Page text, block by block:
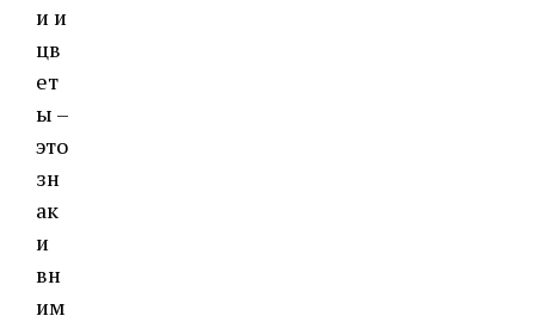
и и
цв
ет
ы –
это
зн
ак
и
вн
им